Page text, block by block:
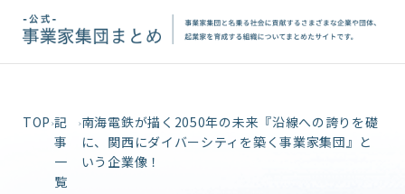
TOP 記
事
一
覧
南海電鉄が描く2050年の未来『沿線への誇りを礎
に、関西にダイバーシティを築く事業家集団』と
いう企業像！